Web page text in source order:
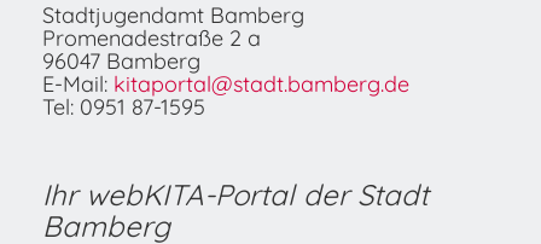
Stadtjugendamt Bamberg
Promenadestraße 2 a
96047 Bamberg
E-Mail: kitaportal@stadt.bamberg.de
Tel: 0951 87-1595
Ihr webKITA-Portal der Stadt
Bamberg